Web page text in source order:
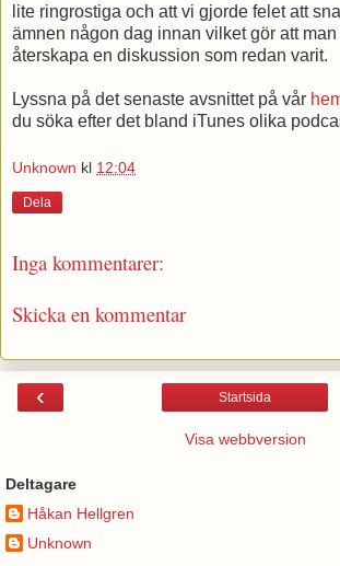
lite ringrostiga och att vi gjorde felet att
ämnen någon dag innan vilket gör att
återskapa en diskussion som redan varit.
Lyssna på det senaste avsnittet på vår
du söka efter det bland iTunes olika
Unknown kl 12:04
Dela
Inga kommentarer:
Skicka en kommentar
‹ Startsida
Visa webbversion
Deltagare
Håkan Hellgren
Unknown